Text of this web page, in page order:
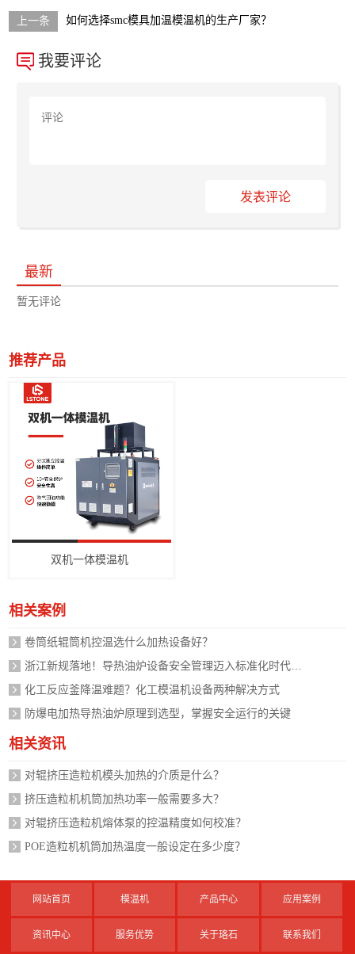
如何选择smc模具加温模温机的生产厂家？
我要评论
发表评论
最新
暂无评论
推荐产品
双机一体模温机
相关案例
卷筒纸辊筒机控温选什么加热设备好？
化工反应釜降温难题？化工模温机设备两种解决方式
防爆电加热导热油炉原理到选型，掌握安全运行的关键
相关资讯
对辊挤压造粒机模头加热的介质是什么？
挤压造粒机机筒加热功率一般需要多大？
对辊挤压造粒机熔体泵的控温精度如何校准？
POE造粒机机筒加热温度一般设定在多少度？
网站首页 模温机 产品中心 应用案例
资讯中心 服务优势 关于珞石 联系我们